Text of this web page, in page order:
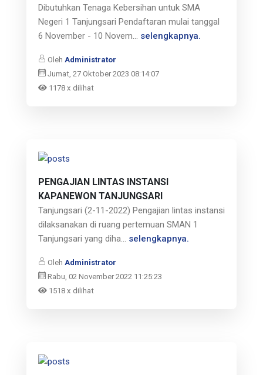
Dibutuhkan Tenaga Kebersihan untuk SMA
Negeri 1 Tanjungsari Pendaftaran mulai tanggal
6 November - 10 Novem... selengkapnya.
Oleh Administrator
Jumat, 27 Oktober 2023 08:14:07
1178 x dilihat
PENGAJIAN LINTAS INSTANSI
KAPANEWON TANJUNGSARI
Tanjungsari (2-11-2022) Pengajian lintas instansi
dilaksanakan di ruang pertemuan SMAN 1
Tanjungsari yang diha... selengkapnya.
Oleh Administrator
Rabu, 02 November 2022 11:25:23
1518 x dilihat